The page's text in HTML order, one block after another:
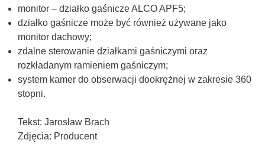
monitor – działko gaśnicze ALCO APF5;
działko gaśnicze może być również używane jako
monitor dachowy;
zdalne sterowanie działkami gaśniczymi oraz
rozkładanym ramieniem gaśniczym;
system kamer do obserwacji dookrężnej w zakresie 360
stopni.
Tekst: Jarosław Brach
Zdjęcia: Producent